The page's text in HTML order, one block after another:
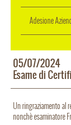
Adesione
05/07/2024
Esame di
Un ringraziamento al
nonchè esaminatore